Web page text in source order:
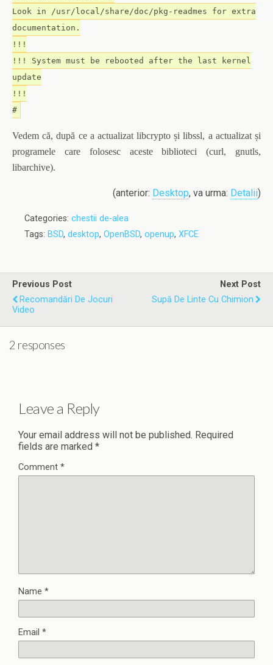
Look in /usr/local/share/doc/pkg-readmes for extra
documentation.
!!!
!!! System must be rebooted after the last kernel
update
!!!
#
Vedem că, după ce a actualizat libcrypto și libssl, a actualizat și
programele care folosesc aceste biblioteci (curl, gnutls,
libarchive).
(anterior: Desktop, va urma: Detalii)
Categories: chestii de-alea
Tags: BSD, desktop, OpenBSD, openup, XFCE
Previous Post
Recomandări De Jocuri
Video
Next Post
Supă De Linte Cu Chimion
2 responses
Leave a Reply
Your email address will not be published. Required
fields are marked *
Comment *
Name *
Email *